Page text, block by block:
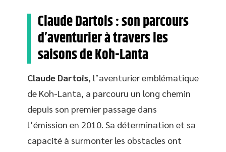
Claude Dartois : son parcours
d’aventurier à travers les
saisons de Koh-Lanta
Claude Dartois, l’aventurier emblématique
de Koh-Lanta, a parcouru un long chemin
depuis son premier passage dans
l’émission en 2010. Sa détermination et sa
capacité à surmonter les obstacles ont